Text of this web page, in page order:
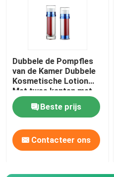
Dubbele de Pompfles
van de Kamer Dubbele
Kosmetische Lotion
Met twee kanten met
Duidelijk GLB
Beste prijs
Contacteer ons